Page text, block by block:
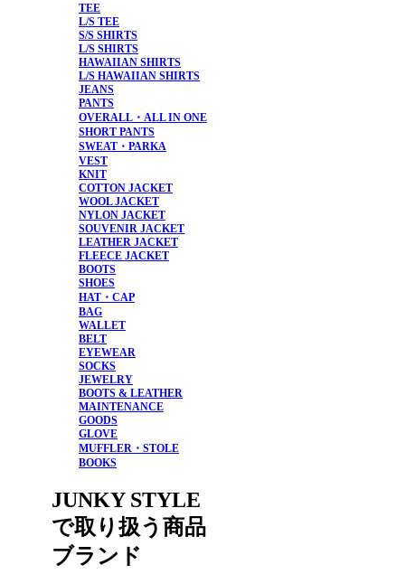
TEE
L/S TEE
S/S SHIRTS
L/S SHIRTS
HAWAIIAN SHIRTS
L/S HAWAIIAN SHIRTS
JEANS
PANTS
OVERALL・ALL IN ONE
SHORT PANTS
SWEAT・PARKA
VEST
KNIT
COTTON JACKET
WOOL JACKET
NYLON JACKET
SOUVENIR JACKET
LEATHER JACKET
FLEECE JACKET
BOOTS
SHOES
HAT・CAP
BAG
WALLET
BELT
EYEWEAR
SOCKS
JEWELRY
BOOTS & LEATHER
MAINTENANCE
GOODS
GLOVE
MUFFLER・STOLE
BOOKS
JUNKY STYLE
で取り扱う商品
ブランド